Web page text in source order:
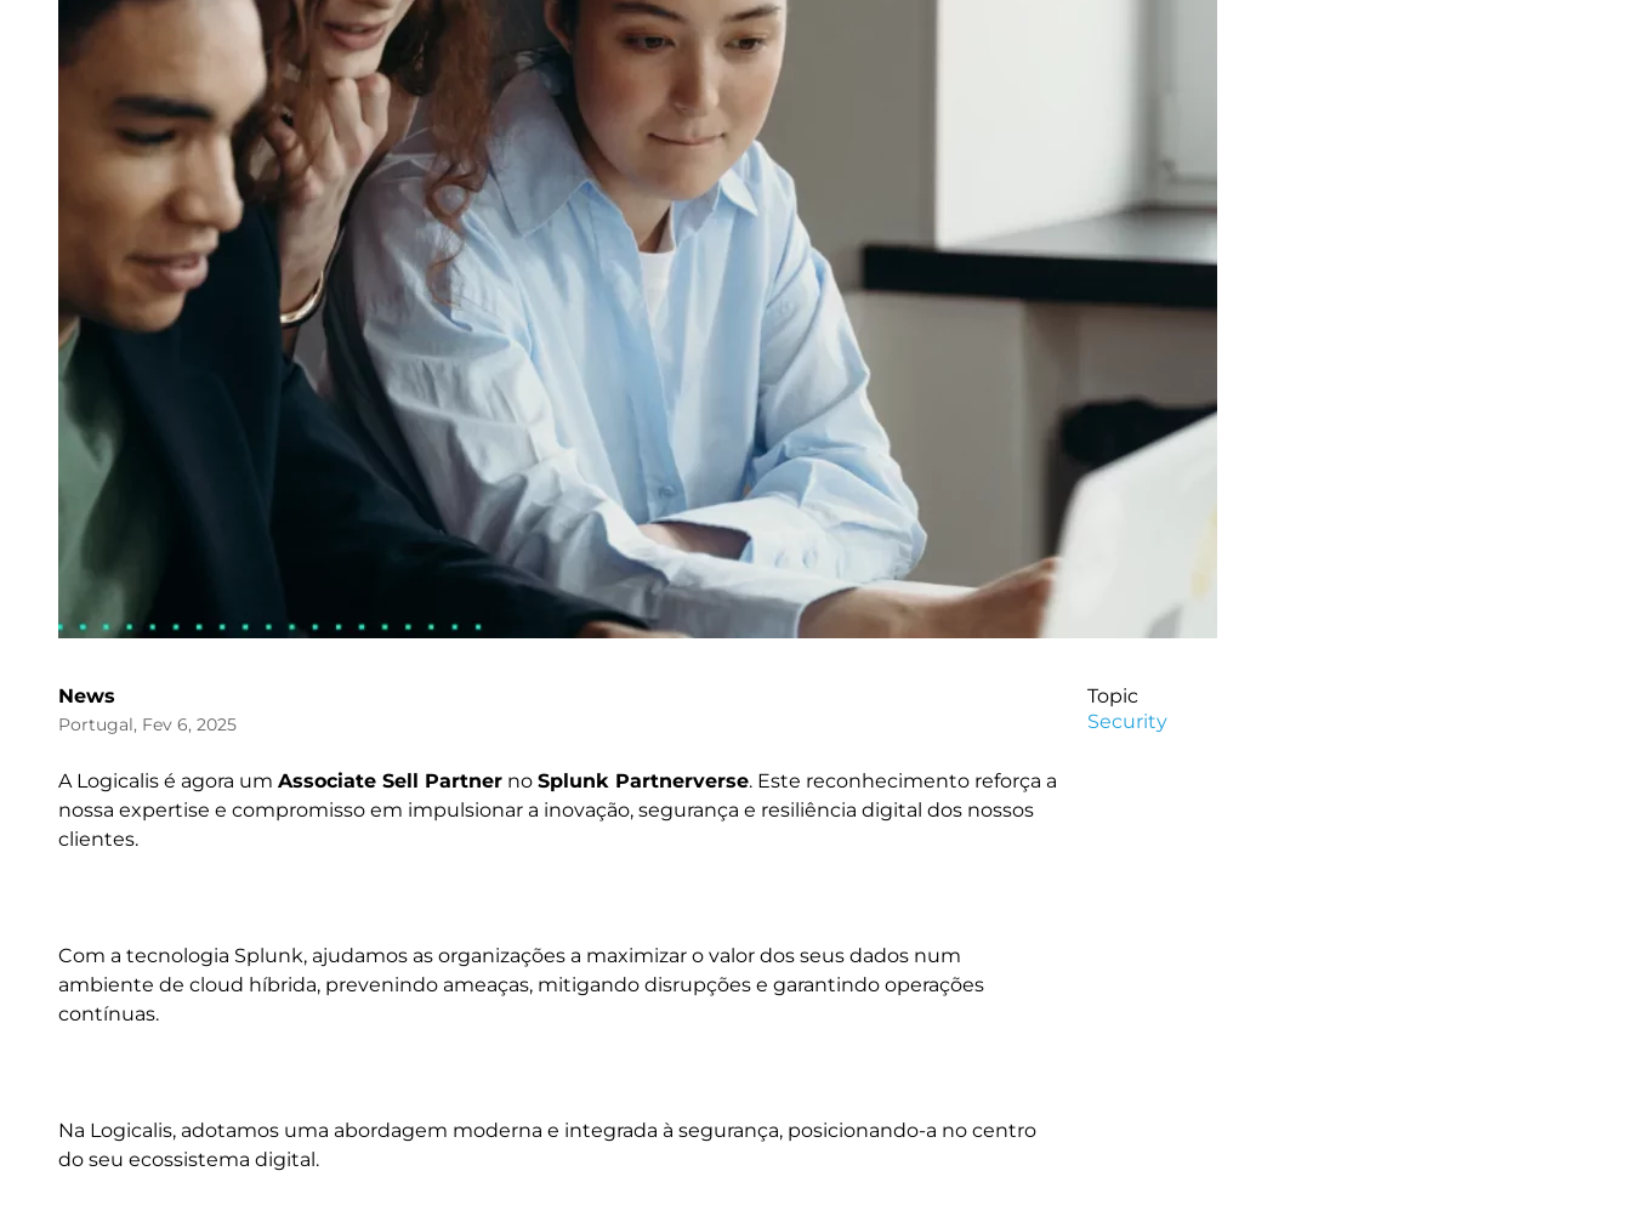
News
Portugal, Fev 6, 2025
A Logicalis é agora um Associate Sell Partner no Splunk Partnerverse. Este reconhecimento reforça a
nossa expertise e compromisso em impulsionar a inovação, segurança e resiliência digital dos nossos
clientes.
Com a tecnologia Splunk, ajudamos as organizações a maximizar o valor dos seus dados num
ambiente de cloud híbrida, prevenindo ameaças, mitigando disrupções e garantindo operações
contínuas.
Na Logicalis, adotamos uma abordagem moderna e integrada à segurança, posicionando-a no centro
do seu ecossistema digital.
Topic
Security